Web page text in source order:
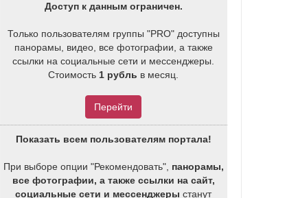
Доступ к данным ограничен.
Только пользователям группы "PRO" доступны
панорамы, видео, все фотографии, а также
ссылки на социальные сети и мессенджеры.
Стоимость 1 рубль в месяц.
Перейти
Показать всем пользователям портала!
При выборе опции "Рекомендовать", панорамы,
все фотографии, а также ссылки на сайт,
социальные сети и мессенджеры станут